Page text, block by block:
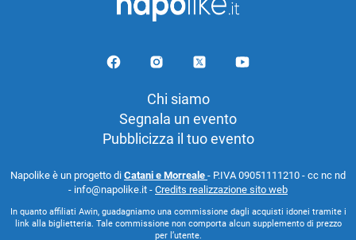
Chi siamo
Segnala un evento
Pubblicizza il tuo evento
Napolike è un progetto di Catani e Morreale - P.IVA 09051111210 - cc nc nd
- info@napolike.it - Credits realizzazione sito web
In quanto affiliati Awin, guadagniamo una commissione dagli acquisti idonei tramite i
link alla biglietteria. Tale commissione non comporta alcun supplemento di prezzo
per l’utente.